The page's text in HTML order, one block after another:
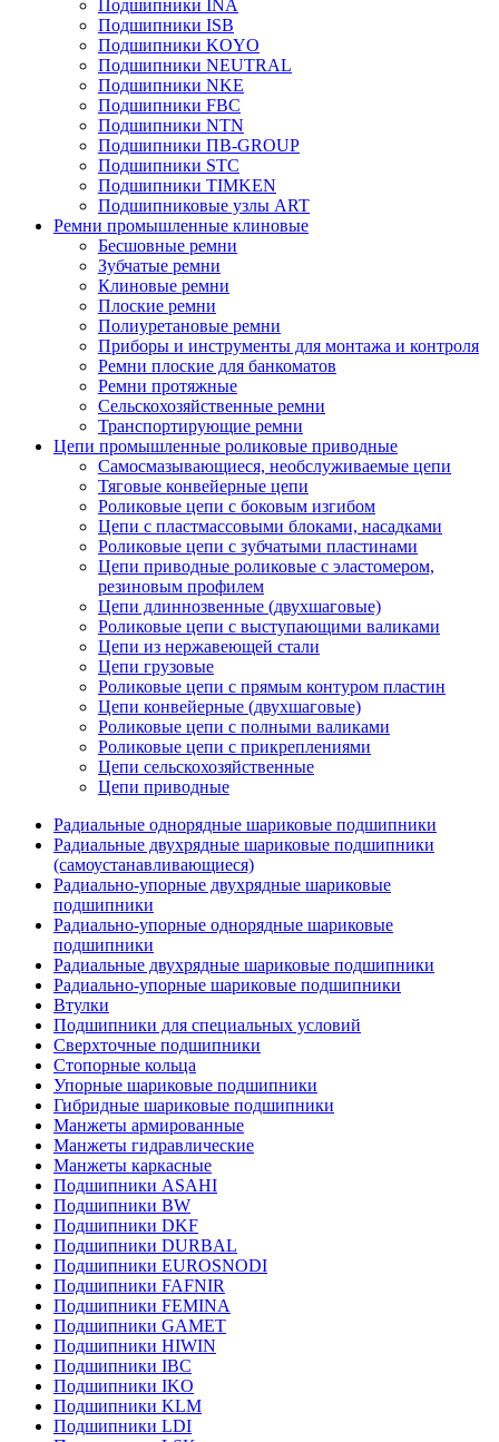
Подшипники INA
Подшипники ISB
Подшипники KOYO
Подшипники NEUTRAL
Подшипники NKE
Подшипники FBC
Подшипники NTN
Подшипники ПВ-GROUP
Подшипники STC
Подшипники TIMKEN
Подшипниковые узлы ART
Ремни промышленные клиновые
Бесшовные ремни
Зубчатые ремни
Клиновые ремни
Плоские ремни
Полиуретановые ремни
Приборы и инструменты для монтажа и контроля
Ремни плоские для банкоматов
Ремни протяжные
Сельскохозяйственные ремни
Транспортирующие ремни
Цепи промышленные роликовые приводные
Самосмазывающиеся, необслуживаемые цепи
Тяговые конвейерные цепи
Роликовые цепи с боковым изгибом
Цепи с пластмассовыми блоками, насадками
Роликовые цепи с зубчатыми пластинами
Цепи приводные роликовые с эластомером,
резиновым профилем
Цепи длиннозвенные (двухшаговые)
Роликовые цепи с выступающими валиками
Цепи из нержавеющей стали
Цепи грузовые
Роликовые цепи с прямым контуром пластин
Цепи конвейерные (двухшаговые)
Роликовые цепи с полными валиками
Роликовые цепи с прикреплениями
Цепи сельскохозяйственные
Цепи приводные
Радиальные однорядные шариковые подшипники
Радиальные двухрядные шариковые подшипники
(самоустанавливающиеся)
Радиально-упорные двухрядные шариковые
подшипники
Радиально-упорные однорядные шариковые
подшипники
Радиальные двухрядные шариковые подшипники
Радиально-упорные шариковые подшипники
Втулки
Подшипники для специальных условий
Сверхточные подшипники
Стопорные кольца
Упорные шариковые подшипники
Гибридные шариковые подшипники
Манжеты армированные
Манжеты гидравлические
Манжеты каркасные
Подшипники ASAHI
Подшипники BW
Подшипники DKF
Подшипники DURBAL
Подшипники EUROSNODI
Подшипники FAFNIR
Подшипники FEMINA
Подшипники GAMET
Подшипники HIWIN
Подшипники IBC
Подшипники IKO
Подшипники KLM
Подшипники LDI